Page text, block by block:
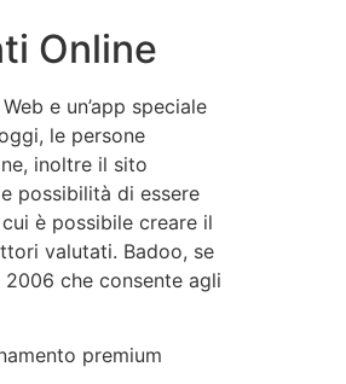
Online
e un’app speciale
le persone
inoltre il sito
possibilità di essere
è possibile creare il
valutati. Badoo, se
che consente agli
premium